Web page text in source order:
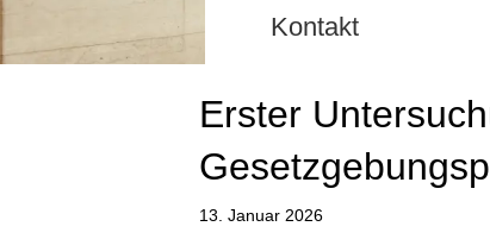
Kontakt
Erster
13. Januar 2026